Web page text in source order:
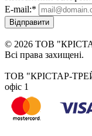
E-mail:*
Відправити
© 2026 ТОВ
Всі права захищені.
ТОВ "КРІСТАР-
офіс 1